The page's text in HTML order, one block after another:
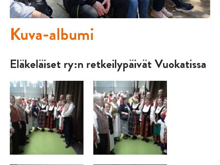
Kuva-albumi
Eläkeläiset ry:n retkeilypäivät Vuokatissa